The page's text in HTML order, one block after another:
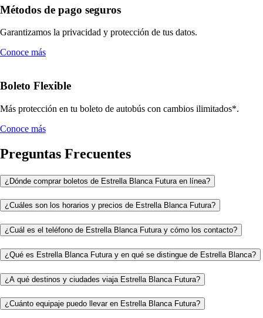
Métodos de pago seguros
Garantizamos la privacidad y protección de tus datos.
Conoce más
Boleto Flexible
Más protección en tu boleto de autobús con cambios ilimitados*.
Conoce más
Preguntas Frecuentes
¿Dónde comprar boletos de Estrella Blanca Futura en línea?
¿Cuáles son los horarios y precios de Estrella Blanca Futura?
¿Cuál es el teléfono de Estrella Blanca Futura y cómo los contacto?
¿Qué es Estrella Blanca Futura y en qué se distingue de Estrella Blanca?
¿A qué destinos y ciudades viaja Estrella Blanca Futura?
¿Cuánto equipaje puedo llevar en Estrella Blanca Futura?